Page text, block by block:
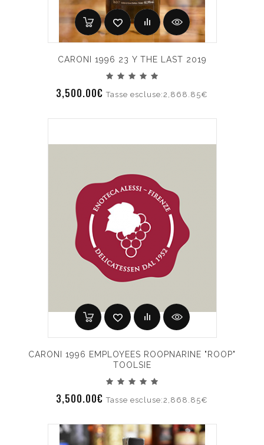
CARONI 1996 23 Y THE LAST 2019
3,500.00€Tasse escluse:2,868.85€
CARONI 1996 EMPLOYEES ROOPNARINE "ROOP"
TOOLSIE
3,500.00€Tasse escluse:2,868.85€